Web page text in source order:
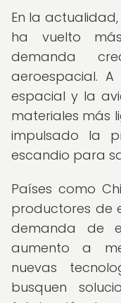
En la
ha vuelto
demanda
aeroespacial.
espacial y la
materiales más
impulsado la
escandio para
Países como
productores de
demanda de
aumento a
nuevas
busquen